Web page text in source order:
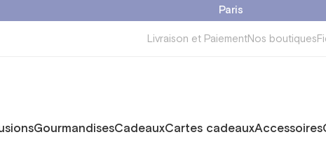
Paris
Livraison et PaiementNos boutiques
GourmandisesCadeauxCartes cadeauxAccessoires